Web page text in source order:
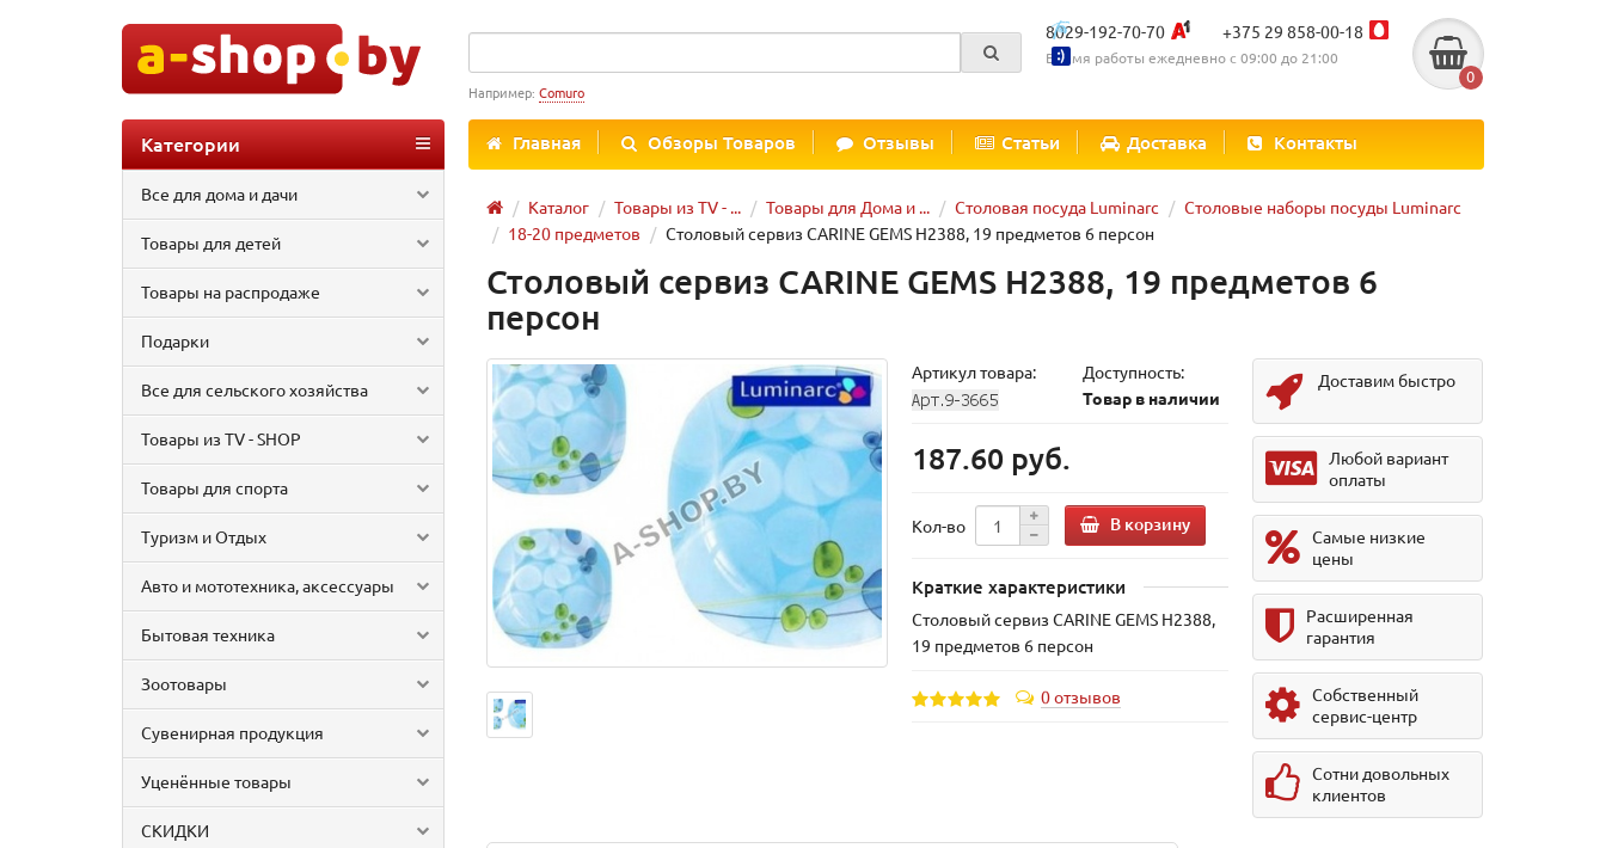
8029-192-70-70 +375 29 858-00-18
Время работы ежедневно с 09:00 до 21:00
0
Например: Comuro
Главная Обзоры Товаров Отзывы Статьи Доставка Контакты
Категории
Все для дома и дачи
Товары для детей
Товары на распродаже
Подарки
Все для сельского хозяйства
Товары из TV - SHOP
Товары для спорта
Туризм и Отдых
Авто и мототехника, аксессуары
Бытовая техника
Зоотовары
Сувенирная продукция
Уценённые товары
СКИДКИ
Каталог Товары из TV - ... Товары для Дома и ... Столовая посуда Luminarc
Столовые наборы посуды Luminarc
18-20 предметов
Столовый сервиз CARINE GEMS H2388, 19 предметов 6 персон
Столовый сервиз CARINE GEMS H2388, 19 предметов 6
персон
Артикул товара:
Доступность:
Товар в наличии
187.60 руб.
Кол-во В корзину
Краткие характеристики
Столовый сервиз CARINE GEMS H2388,
19 предметов 6 персон
0 отзывов
Доставим быстро
Любой вариант
оплаты
Самые низкие
цены
Расширенная
гарантия
Собственный
сервис-центр
Сотни довольных
клиентов